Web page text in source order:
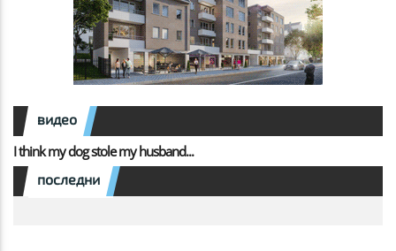
видео
I think my dog stole my husband...
последни